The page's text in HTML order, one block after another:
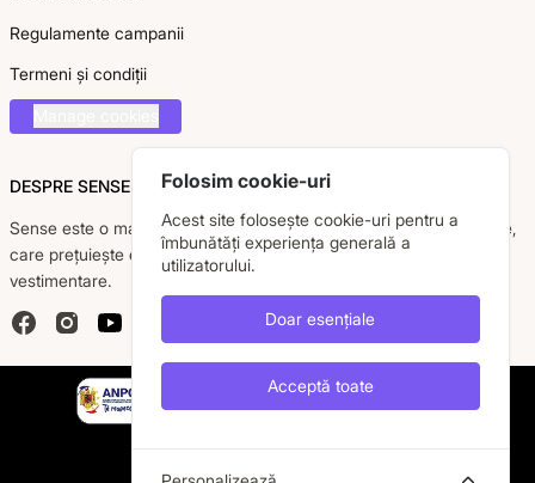
Regulamente campanii
Termeni și condiții
DESPRE SENSE
Sense este o marcă românească dedicată femeii moderne, active,
care prețuiește eleganța, confortul și calitatea pieselor
vestimentare.
FacebookInstagramYouTube
Folosim cookie-uri
Acest site folosește cookie-uri pentru a
îmbunătăți experiența generală a
utilizatorului.
Doar esențiale
Acceptă toate